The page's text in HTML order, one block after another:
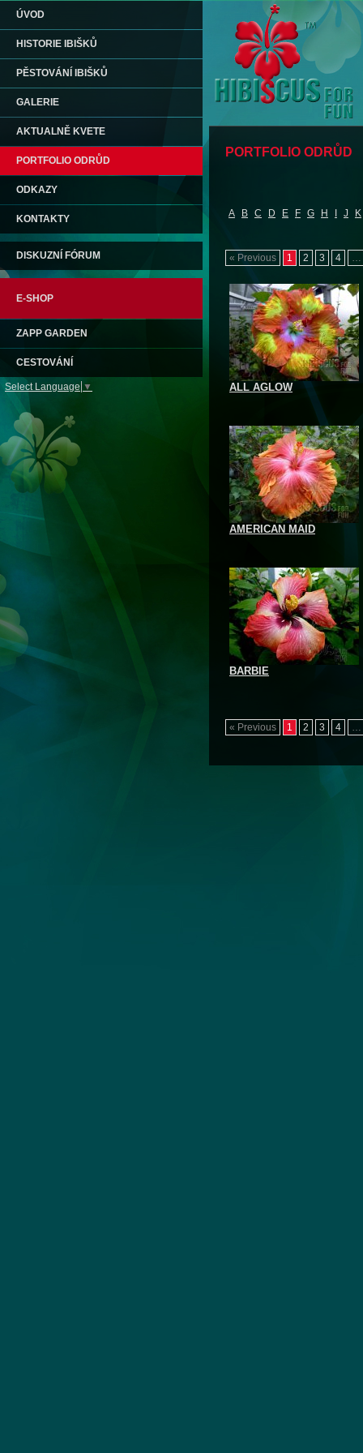
ÚVOD
HISTORIE IBIŠKŮ
PĚSTOVÁNÍ IBIŠKŮ
GALERIE
AKTUALNĚ KVETE
PORTFOLIO ODRŮD
ODKAZY
KONTAKTY
DISKUZNÍ FÓRUM
E-SHOP
ZAPP GARDEN
CESTOVÁNÍ
Select Language ▼
PORTFOLIO ODRŮD
A B C D E F G H I J K
« Previous 1 2 3 4
ALL AGLOW
AMERICAN MAID
BARBIE
« Previous 1 2 3 4